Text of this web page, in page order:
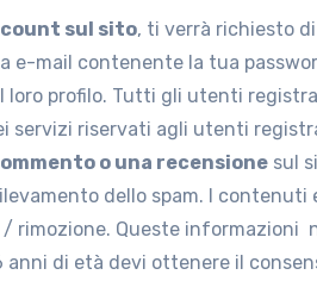
sul sito, ti verrà richiesto
e-mail contenente la tua
loro profilo. Tutti gli utenti
servizi riservati agli utenti
o una recensione sul
dello spam. I
rimozione. Queste informazioni
anni di età devi ottenere il